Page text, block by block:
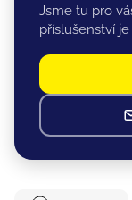
Jsme tu pro
příslušenství